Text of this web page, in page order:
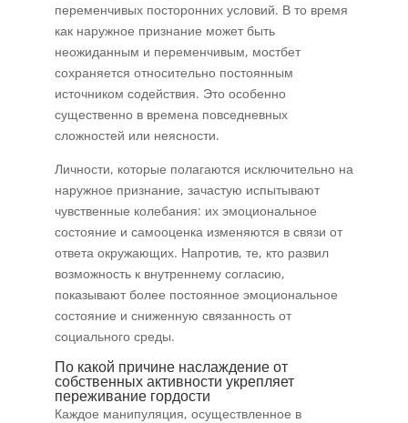
переменчивых посторонних условий. В то время
как наружное признание может быть
неожиданным и переменчивым, мостбет
сохраняется относительно постоянным
источником содействия. Это особенно
существенно в времена повседневных
сложностей или неясности.
Личности, которые полагаются исключительно на
наружное признание, зачастую испытывают
чувственные колебания: их эмоциональное
состояние и самооценка изменяются в связи от
ответа окружающих. Напротив, те, кто развил
возможность к внутреннему согласию,
показывают более постоянное эмоциональное
состояние и сниженную связанность от
социального среды.
По какой причине наслаждение от
собственных активности укрепляет
переживание гордости
Каждое манипуляция, осуществленное в